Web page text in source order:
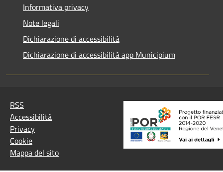
Informativa privacy
Note legali
Dichiarazione di accessibilità
Dichiarazione di accessibilità app Municipium
RSS
Accessibilità
Privacy
Cookie
Mappa del sito